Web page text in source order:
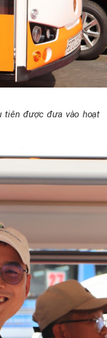
tiên được đưa vào hoạt